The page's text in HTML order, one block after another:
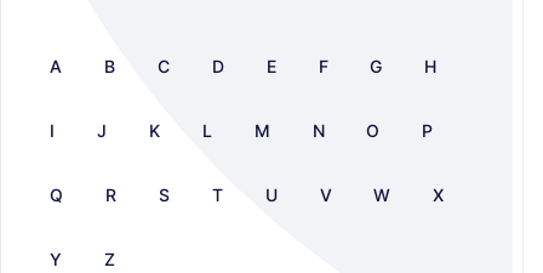
A B C D E F G H
I J K L M N O P
Q R S T U V W X
Y Z